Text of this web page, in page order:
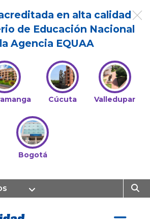
en alta calidad
de Educación Nacional
Agencia EQUAA
Cúcuta Valledupar
Bogotá